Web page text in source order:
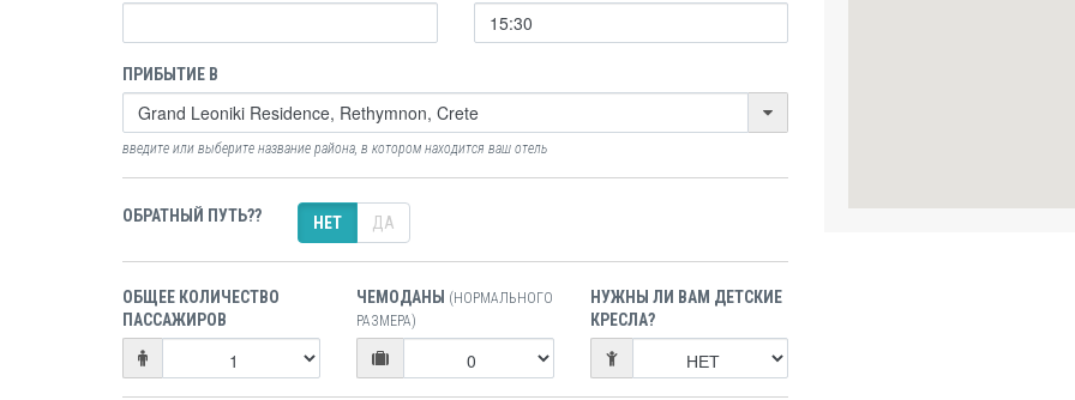
ПРИБЫТИЕ В
введите или выберите название района, в котором находится ваш отель
ОБРАТНЫЙ ПУТЬ?? НЕТ ДА
ОБЩЕЕ КОЛИЧЕСТВО
ПАССАЖИРОВ
ЧЕМОДАНЫ (НОРМАЛЬНОГО
РАЗМЕРА)
НУЖНЫ ЛИ ВАМ ДЕТСКИЕ
КРЕСЛА?